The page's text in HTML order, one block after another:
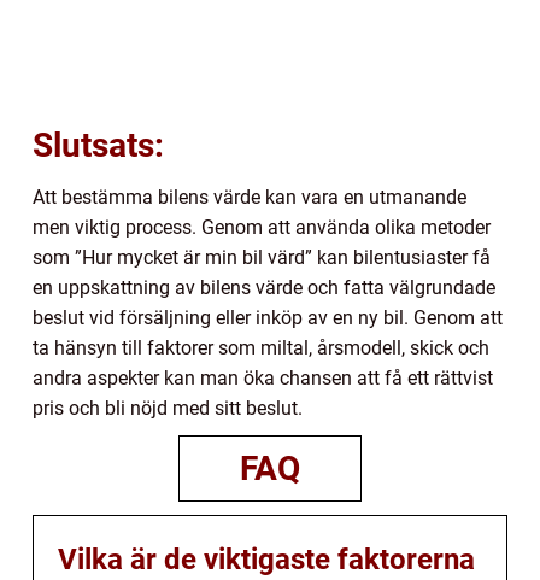
Slutsats:
Att bestämma bilens värde kan vara en utmanande
men viktig process. Genom att använda olika metoder
som ”Hur mycket är min bil värd” kan bilentusiaster få
en uppskattning av bilens värde och fatta välgrundade
beslut vid försäljning eller inköp av en ny bil. Genom att
ta hänsyn till faktorer som miltal, årsmodell, skick och
andra aspekter kan man öka chansen att få ett rättvist
pris och bli nöjd med sitt beslut.
FAQ
Vilka är de viktigaste faktorerna